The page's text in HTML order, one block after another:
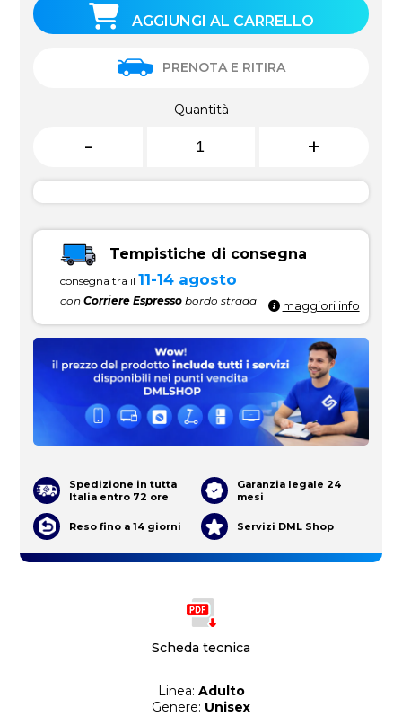
Scheda tecnica
Linea: Adulto
Genere: Unisex
AGGIUNGI AL CARRELLO
PRENOTA E RITIRA
Quantità
- +
Tempistiche di consegna
consegna tra il 11-14 agosto
conCorriere Espresso bordo strada maggiori info
Spedizione in tutta
Italia entro 72 ore
Garanzia legale 24
mesi
Reso fino a 14 giorni Servizi DML Shop